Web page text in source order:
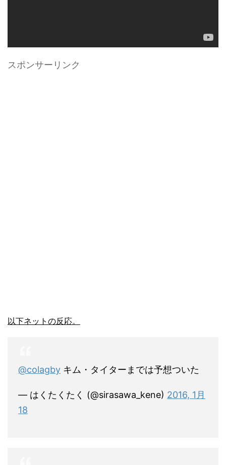
スポンサーリンク
以下ネットの反応。
@colagby キム・タイターまでは予想ついた
— はくたくたく (@sirasawa_kene) 2016, 1月
18